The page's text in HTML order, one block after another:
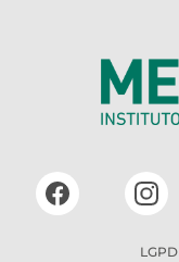
LGPD